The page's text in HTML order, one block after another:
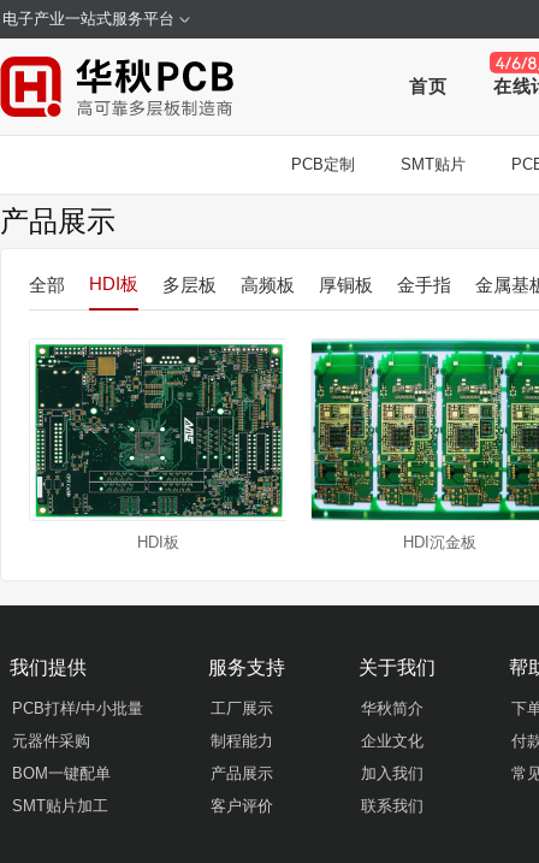
电子产业一站式服务平台
首页 在线
PCB定制 SMT贴片
产品展示
全部 HDI板 多层板 高频板 厚铜板 金手指 金属基
HDI板 HDI沉金板
我们提供
PCB打样/中小批量
元器件采购
BOM一键配单
SMT贴片加工
服务支持
工厂展示
制程能力
产品展示
客户评价
关于我们
华秋简介
企业文化
加入我们
联系我们
帮
下
付
常